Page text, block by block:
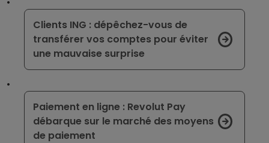
Clients ING : dépêchez-vous de
transférer vos comptes pour éviter
une mauvaise surprise
Paiement en ligne : Revolut Pay
débarque sur le marché des moyens
de paiement